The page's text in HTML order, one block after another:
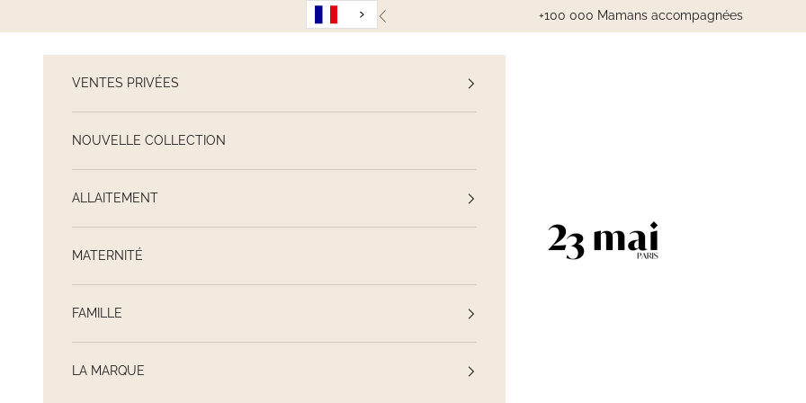
Précédent +100 000 Mamans accompagnées
23 Mai Paris
VENTES PRIVÉES
NOUVELLE COLLECTION
ALLAITEMENT
MATERNITÉ
FAMILLE
LA MARQUE